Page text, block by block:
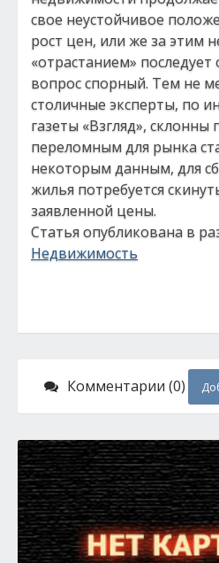
свое неустойчивое
рост цен, или же за этим
«отрастанием»
вопрос спорный. Тем не
столичные эксперты, по
газеты «Взгляд», склонны
переломным для рынка
некоторым данным, для
жилья потребуется
заявленной цены.
Статья опубликована в
Недвижимость
Комментарии (0)